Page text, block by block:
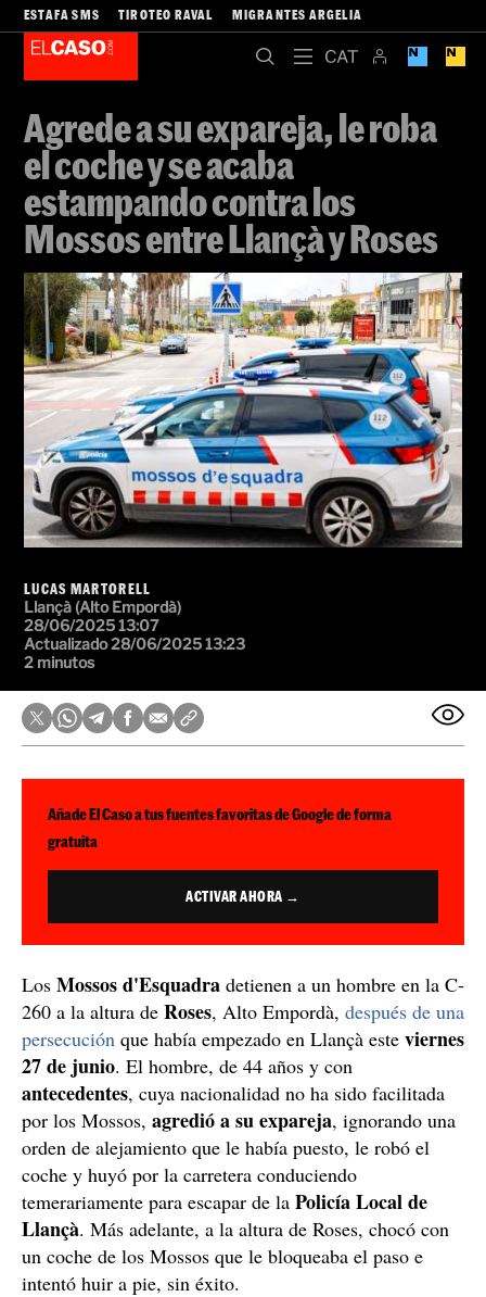
ESTAFA SMS TIROTEO RAVAL MIGRANTES ARGELIA
Agrede a su expareja, le roba
el coche y se acaba
estampando contra los
Mossos entre Llançà y Roses
LUCAS MARTORELL
Llançà (Alto Empordà)
28/06/2025 13:07
Actualizado 28/06/2025 13:23
2 minutos
Añade El Caso a tus fuentes favoritas de Google de forma
gratuita
ACTIVAR AHORA →
Los Mossos d'Esquadra detienen a un hombre en la C-
260 a la altura de Roses, Alto Empordà, después de una
persecución que había empezado en Llançà este viernes
27 de junio. El hombre, de 44 años y con
antecedentes, cuya nacionalidad no ha sido facilitada
por los Mossos, agredió a su expareja, ignorando una
orden de alejamiento que le había puesto, le robó el
coche y huyó por la carretera conduciendo
temerariamente para escapar de la Policía Local de
Llançà. Más adelante, a la altura de Roses, chocó con
un coche de los Mossos que le bloqueaba el paso e
intentó huir a pie, sin éxito.